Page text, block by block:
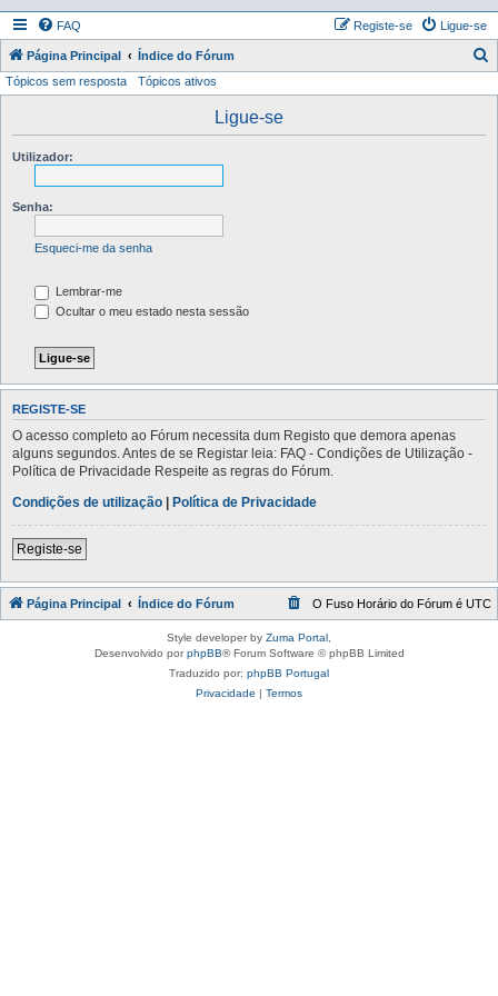
FAQ Ligue-se
Registe-se
Página Principal Índice do Fórum
Tópicos sem resposta Tópicos ativos
Ligue-se
Utilizador:
Senha:
Esqueci-me da senha
Lembrar-me
Ocultar o meu estado nesta sessão
REGISTE-SE
O acesso completo ao Fórum necessita dum Registo que demora apenas
alguns segundos. Antes de se Registar leia: FAQ - Condições de Utilização -
Política de Privacidade Respeite as regras do Fórum.
Condições de utilização | Política de Privacidade
Registe-se
Página Principal Índice do Fórum O Fuso Horário do Fórum é UTC
Style developer by Zuma Portal
Desenvolvido porphpBB® Forum Software © phpBB Limited
Traduzido por: phpBB Portugal
Privacidade | Termos